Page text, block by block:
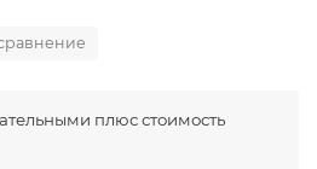
плюс стоимость